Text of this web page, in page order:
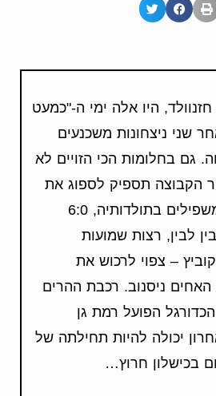
היו אלה ימי ה-"כמעט
שני ניצחונות משכנעים
גם בחלומות הכי הזויים לא
הקבוצה תספיק לספוג את
אחד מההפסדים המשפילים בתולדותיה, 6:0
לבין, רצות שמועות
– צפוי לרכוש את
האחים ניסנוב. רכבת ההרים
הפועל רמת גן
יכולה להיות תחילתה של
בכישלון חרוץ…